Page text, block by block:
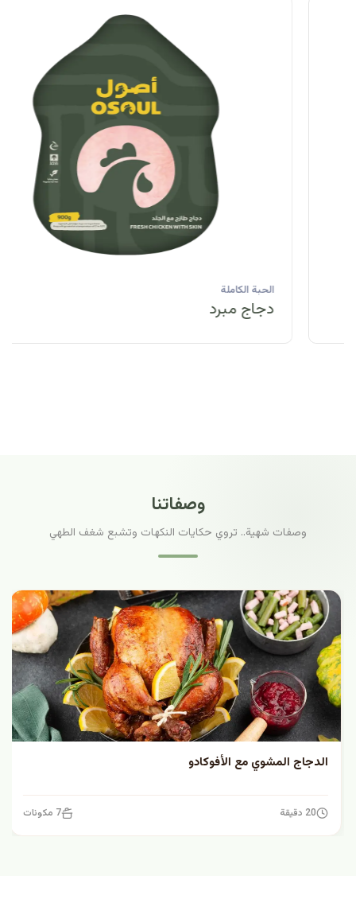
الحبة الكاملة
دجاج مبرد
وصفاتنا
وصفات شهية.. تروي حكايات النكهات وتشبع شغف الطهي
الدجاج المشوي مع الأفوكادو
20 دقيقة 7 مكونات